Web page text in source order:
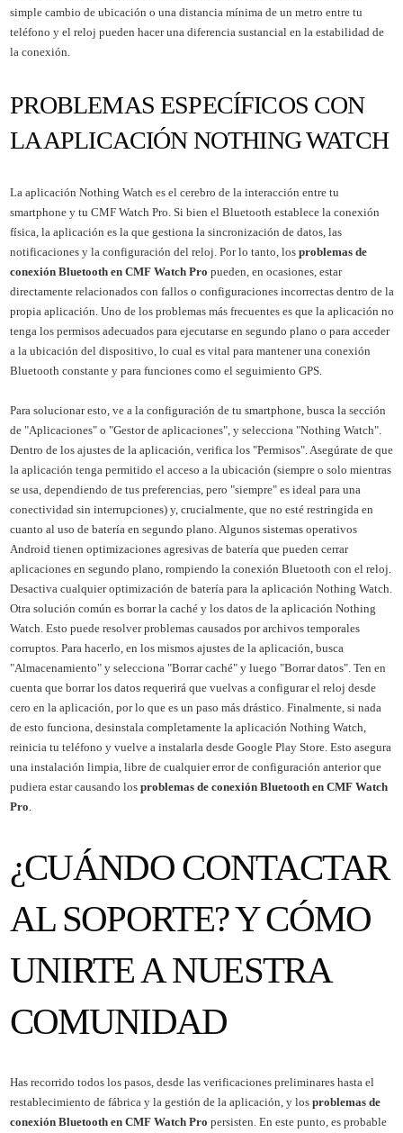
simple cambio de ubicación o una distancia mínima de un metro entre tu
teléfono y el reloj pueden hacer una diferencia sustancial en la estabilidad de
la conexión.
PROBLEMAS ESPECÍFICOS CON
LA APLICACIÓN NOTHING WATCH
La aplicación Nothing Watch es el cerebro de la interacción entre tu
smartphone y tu CMF Watch Pro. Si bien el Bluetooth establece la conexión
física, la aplicación es la que gestiona la sincronización de datos, las
notificaciones y la configuración del reloj. Por lo tanto, los problemas de
conexión Bluetooth en CMF Watch Pro pueden, en ocasiones, estar
directamente relacionados con fallos o configuraciones incorrectas dentro de la
propia aplicación. Uno de los problemas más frecuentes es que la aplicación no
tenga los permisos adecuados para ejecutarse en segundo plano o para acceder
a la ubicación del dispositivo, lo cual es vital para mantener una conexión
Bluetooth constante y para funciones como el seguimiento GPS.
Para solucionar esto, ve a la configuración de tu smartphone, busca la sección
de "Aplicaciones" o "Gestor de aplicaciones", y selecciona "Nothing Watch".
Dentro de los ajustes de la aplicación, verifica los "Permisos". Asegúrate de que
la aplicación tenga permitido el acceso a la ubicación (siempre o solo mientras
se usa, dependiendo de tus preferencias, pero "siempre" es ideal para una
conectividad sin interrupciones) y, crucialmente, que no esté restringida en
cuanto al uso de batería en segundo plano. Algunos sistemas operativos
Android tienen optimizaciones agresivas de batería que pueden cerrar
aplicaciones en segundo plano, rompiendo la conexión Bluetooth con el reloj.
Desactiva cualquier optimización de batería para la aplicación Nothing Watch.
Otra solución común es borrar la caché y los datos de la aplicación Nothing
Watch. Esto puede resolver problemas causados por archivos temporales
corruptos. Para hacerlo, en los mismos ajustes de la aplicación, busca
"Almacenamiento" y selecciona "Borrar caché" y luego "Borrar datos". Ten en
cuenta que borrar los datos requerirá que vuelvas a configurar el reloj desde
cero en la aplicación, por lo que es un paso más drástico. Finalmente, si nada
de esto funciona, desinstala completamente la aplicación Nothing Watch,
reinicia tu teléfono y vuelve a instalarla desde Google Play Store. Esto asegura
una instalación limpia, libre de cualquier error de configuración anterior que
pudiera estar causando los problemas de conexión Bluetooth en CMF Watch
Pro
¿CUÁNDO CONTACTAR
AL SOPORTE? Y CÓMO
UNIRTE A NUESTRA
COMUNIDAD
Has recorrido todos los pasos, desde las verificaciones preliminares hasta el
restablecimiento de fábrica y la gestión de la aplicación, y los problemas de
conexión Bluetooth en CMF Watch Pro persisten. En este punto, es probable